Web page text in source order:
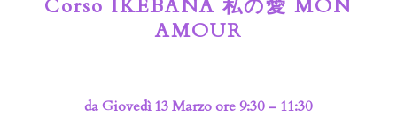
Corso IKEBANA 私の愛 MON
AMOUR
da Giovedì 13 Marzo ore 9:30 – 11:30